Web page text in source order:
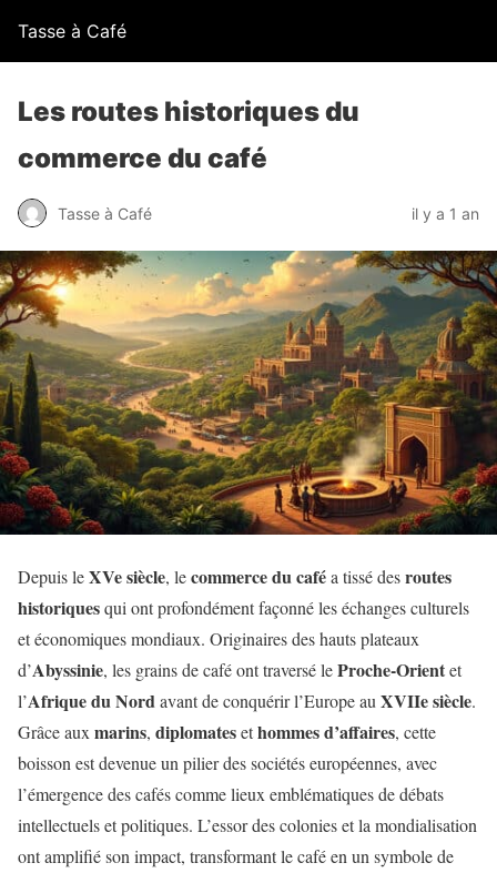
Tasse à Café
Les routes historiques du
commerce du café
Tasse à Café il y a 1 an
Depuis leXVe siècle, lecommerce du caféa tissé desroutes
historiquesqui ont profondément façonné les échanges culturels
et économiques mondiaux. Originaires des hauts plateaux
d’Abyssinie, les grains de café ont traversé leProche-Orientet
l’Afrique du Nordavant de conquérir l’Europe au XVIIe siècle.
Grâce aux marins, diplomatesethommes d’affaires, cette
boisson est devenue un pilier des sociétés européennes, avec
l’émergence des cafés comme lieux emblématiques de débats
intellectuels et politiques. L’essor des colonies et la mondialisation
ont amplifié son impact, transformant le café en un symbole de